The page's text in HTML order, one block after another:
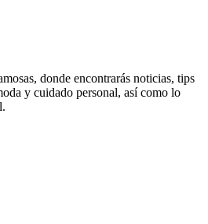
donde encontrarás noticias, tips
y cuidado personal, así como lo